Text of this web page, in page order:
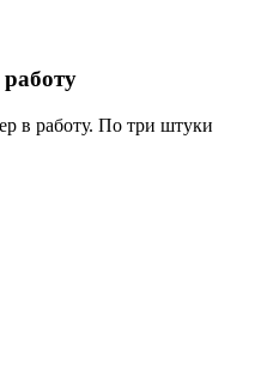
в работу. По три штуки